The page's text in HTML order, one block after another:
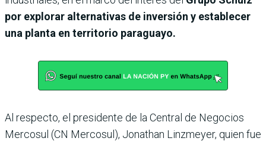
por explorar alternativas de inversión y establecer
una planta en territorio paraguayo.
Al respecto, el presidente de la Central de Negocios
Mercosul (CN Mercosul), Jonathan Linzmeyer, quien fue